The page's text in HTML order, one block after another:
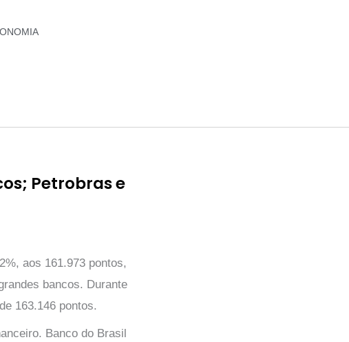
Petrobras e
aos 161.973 pontos,
bancos. Durante
163.146 pontos.
Banco do Brasil